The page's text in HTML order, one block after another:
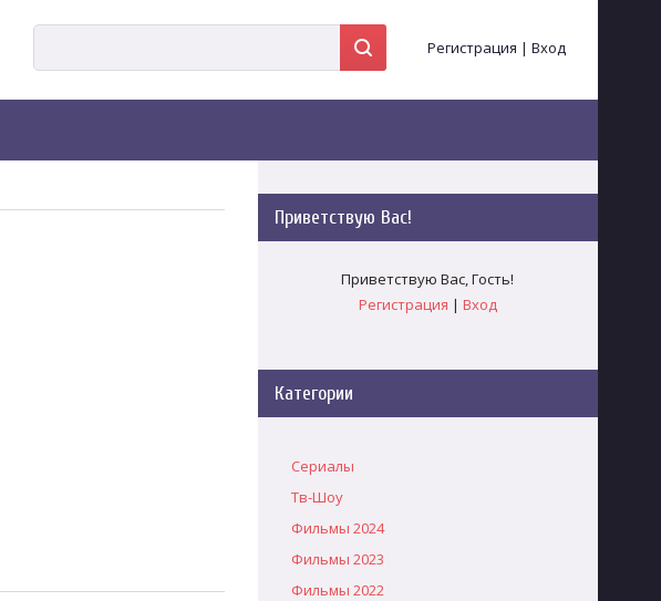
Регистрация | Вход
Приветствую Вас!
Приветствую Вас,Гость!
Регистрация | Вход
Категории
Сериалы
Тв-Шоу
Фильмы 2024
Фильмы 2023
Фильмы 2022